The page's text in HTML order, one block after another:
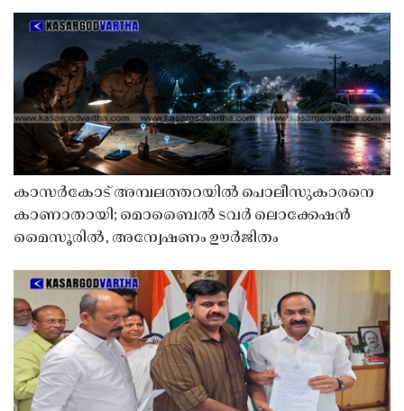
കാസർകോട് അമ്പലത്തറയിൽ പൊലീസുകാരനെ
കാണാതായി; മൊബൈൽ ടവർ ലൊക്കേഷൻ
മൈസൂരിൽ, അന്വേഷണം ഊർജിതം